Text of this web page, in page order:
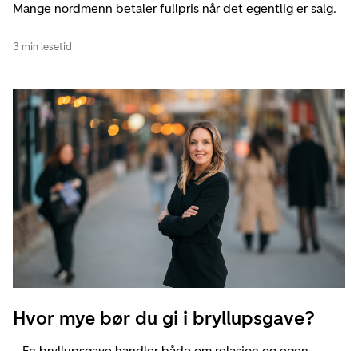
Mange nordmenn betaler fullpris når det egentlig er salg.
3 min lesetid
Hvor mye bør du gi i bryllupsgave?